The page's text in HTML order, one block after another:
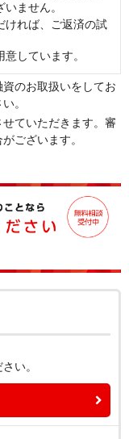
ません。
ければ、ご返済の試
しています。
のお取扱いをしてお
。
ていただきます。審
ございます。
い。